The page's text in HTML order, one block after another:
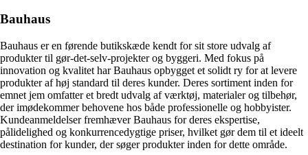
Bauhaus
Bauhaus er en førende butikskæde kendt for sit store udvalg af
produkter til gør-det-selv-projekter og byggeri. Med fokus på
innovation og kvalitet har Bauhaus opbygget et solidt ry for at levere
produkter af høj standard til deres kunder. Deres sortiment inden for
emnet jem omfatter et bredt udvalg af værktøj, materialer og tilbehør,
der imødekommer behovene hos både professionelle og hobbyister.
Kundeanmeldelser fremhæver Bauhaus for deres ekspertise,
pålidelighed og konkurrencedygtige priser, hvilket gør dem til et ideelt
destination for kunder, der søger produkter inden for dette område.